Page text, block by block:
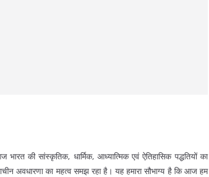
की सांस्कृतिक, धार्मिक, आध्यात्मिक एवं ऐतिहासिक पद्धतियों का
अवधारणा का महत्व समझ रहा है। यह हमारा सौभाग्य है कि आज हम